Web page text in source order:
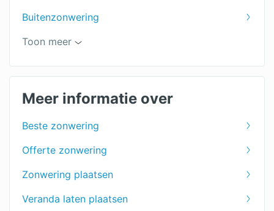
Buitenzonwering
Uitvalscherm
Zonweringspecialist
Zonwering binnenkant
Toon meer
Meer informatie over
Beste zonwering
Offerte zonwering
Zonwering plaatsen
Veranda laten plaatsen